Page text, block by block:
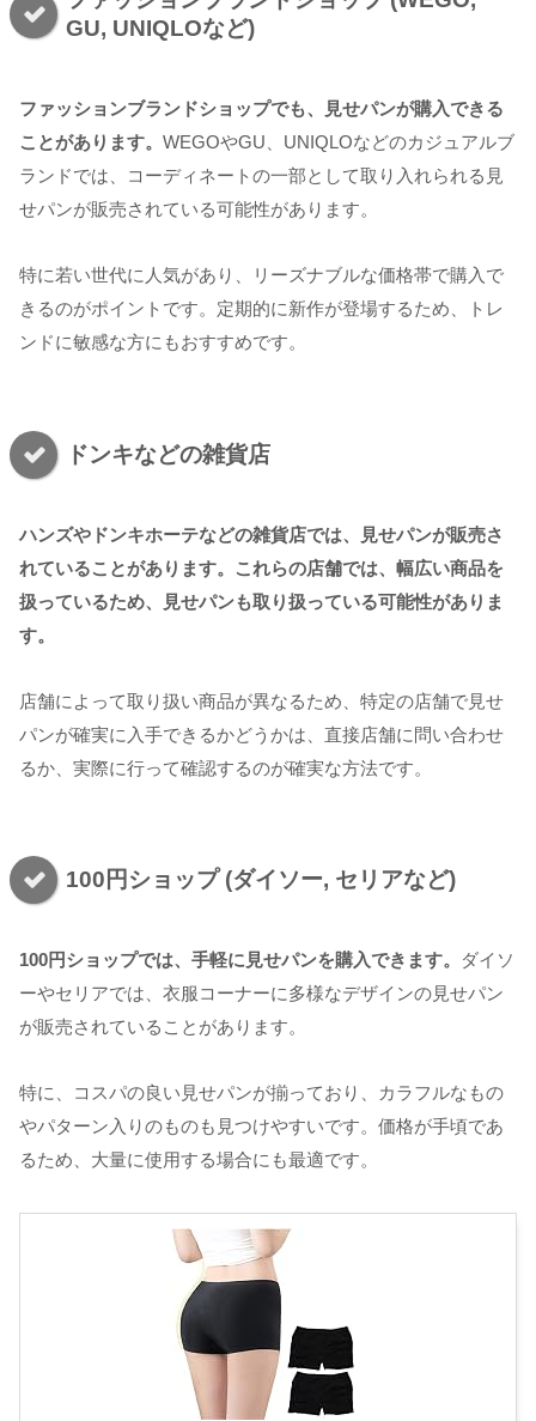
GU, UNIQLOなど)
ファッションブランドショップでも、見せパンが購入できる
ことがあります。 WEGOやGU、UNIQLOなどのカジュアルブ
ランドでは、コーディネートの一部として取り入れられる見
せパンが販売されている可能性があります。
特に若い世代に人気があり、リーズナブルな価格帯で購入で
きるのがポイントです。定期的に新作が登場するため、トレ
ンドに敏感な方にもおすすめです。
ドンキなどの雑貨店
ハンズやドンキホーテなどの雑貨店では、見せパンが販売さ
れていることがあります。これらの店舗では、幅広い商品を
扱っているため、見せパンも取り扱っている可能性がありま
す。
店舗によって取り扱い商品が異なるため、特定の店舗で見せ
パンが確実に入手できるかどうかは、直接店舗に問い合わせ
るか、実際に行って確認するのが確実な方法です。
100円ショップ (ダイソー, セリアなど)
100円ショップでは、手軽に見せパンを購入できます。
ダイソ
ーやセリアでは、衣服コーナーに多様なデザインの見せパン
が販売されていることがあります。
特に、コスパの良い見せパンが揃っており、カラフルなもの
やパターン入りのものも見つけやすいです。価格が手頃であ
るため、大量に使用する場合にも最適です。